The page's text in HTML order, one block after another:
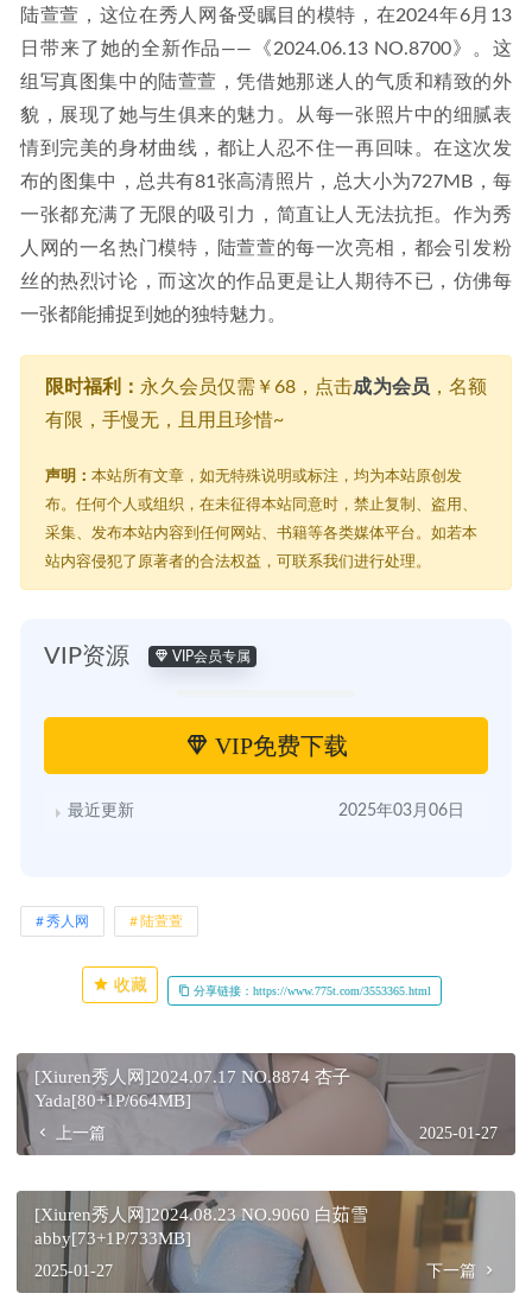
陆萱萱，这位在秀人网备受瞩目的模特，在2024年6月13
日带来了她的全新作品——《2024.06.13 NO.8700》。这
组写真图集中的陆萱萱，凭借她那迷人的气质和精致的外
貌，展现了她与生俱来的魅力。从每一张照片中的细腻表
情到完美的身材曲线，都让人忍不住一再回味。在这次发
布的图集中，总共有81张高清照片，总大小为727MB，每
一张都充满了无限的吸引力，简直让人无法抗拒。作为秀
人网的一名热门模特，陆萱萱的每一次亮相，都会引发粉
丝的热烈讨论，而这次的作品更是让人期待不已，仿佛每
一张都能捕捉到她的独特魅力。
限时福利： 永久会员仅需￥68，点击成为会员 ，名额
有限，手慢无，且用且珍惜~
声明： 本站所有文章，如无特殊说明或标注，均为本站原创发
布。任何个人或组织，在未征得本站同意时，禁止复制、盗用、
采集、发布本站内容到任何网站、书籍等各类媒体平台。如若本
站内容侵犯了原著者的合法权益，可联系我们进行处理。
VIP资源 VIP会员专属
VIP免费下载
最近更新 2025年03月06日
秀人网 陆萱萱
收藏 分享链接：https://www.775t.com/3553365.html
[Xiuren秀人网]2024.07.17 NO.8874 杏子
Yada[80+1P/664MB]
上一篇 2025-01-27
[Xiuren秀人网]2024.08.23 NO.9060 白茹雪
abby[73+1P/733MB]
2025-01-27 下一篇